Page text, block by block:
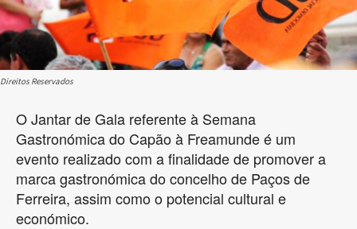
Direitos Reservados
O Jantar de Gala referente à Semana
Gastronómica do Capão à Freamunde é um
evento realizado com a finalidade de promover a
marca gastronómica do concelho de Paços de
Ferreira, assim como o potencial cultural e
económico.